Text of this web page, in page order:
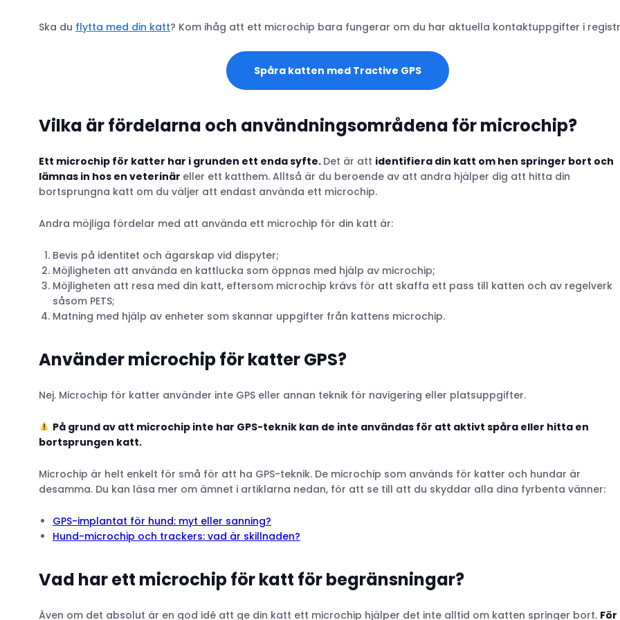
Ska du flytta med din katt? Kom ihåg att ett microchip bara fungerar om du har aktuella kontaktuppgifter i
Spåra katten med Tractive GPS
Vilka är fördelarna och användningsområdena för microchip?
Ett microchip för katter har i grunden ett enda syfte. Det är att identifiera din katt om hen springer bort och
lämnas in hos en veterinär eller ett katthem. Alltså är du beroende av att andra hjälper dig att hitta din
bortsprungna katt om du väljer att endast använda ett microchip.
Andra möjliga fördelar med att använda ett microchip för din katt är:
Bevis på identitet och ägarskap vid dispyter;
Möjligheten att använda en kattlucka som öppnas med hjälp av microchip;
Möjligheten att resa med din katt, eftersom microchip krävs för att skaffa ett pass till katten och av regelverk
såsom PETS;
Matning med hjälp av enheter som skannar uppgifter från kattens microchip.
Använder microchip för katter GPS?
Nej. Microchip för katter använder inte GPS eller annan teknik för navigering eller platsuppgifter.
På grund av att microchip inte har GPS-teknik kan de inte användas för att aktivt spåra eller hitta en
bortsprungen katt.
Microchip är helt enkelt för små för att ha GPS-teknik. De microchip som används för katter och hundar är
desamma. Du kan läsa mer om ämnet i artiklarna nedan, för att se till att du skyddar alla dina fyrbenta vänner:
GPS-implantat för hund: myt eller sanning?
Hund-microchip och trackers: vad är skillnaden?
Vad har ett microchip för katt för begränsningar?
Även om det absolut är en god idé att ge din katt ett microchip hjälper det inte alltid om katten springer bort. För